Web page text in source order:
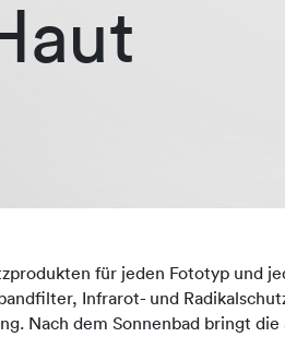
für jeden Fototyp und
Infrarot- und
Nach dem Sonnenbad bringt